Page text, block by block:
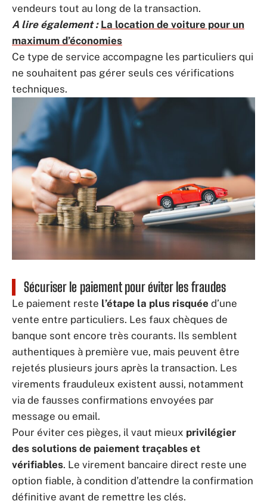
vendeurs tout au long de la transaction.
A lire également : La location de voiture pour un
maximum d’économies
Ce type de service accompagne les particuliers qui
ne souhaitent pas gérer seuls ces vérifications
techniques.
Sécuriser le paiement pour éviter les fraudes
Le paiement reste l’étape la plus risquée d’une
vente entre particuliers. Les faux chèques de
banque sont encore très courants. Ils semblent
authentiques à première vue, mais peuvent être
rejetés plusieurs jours après la transaction. Les
virements frauduleux existent aussi, notamment
via de fausses confirmations envoyées par
message ou email.
Pour éviter ces pièges, il vaut mieux privilégier
des solutions de paiement traçables et
vérifiables. Le virement bancaire direct reste une
option fiable, à condition d’attendre la confirmation
définitive avant de remettre les clés.